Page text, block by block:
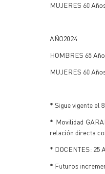
MUJERES 60
AÑO2024
HOMBRES 65
MUJERES 60
* Sigue vigente el
* Movilidad
relación directa
* DOCENTES: 25
* Futuros